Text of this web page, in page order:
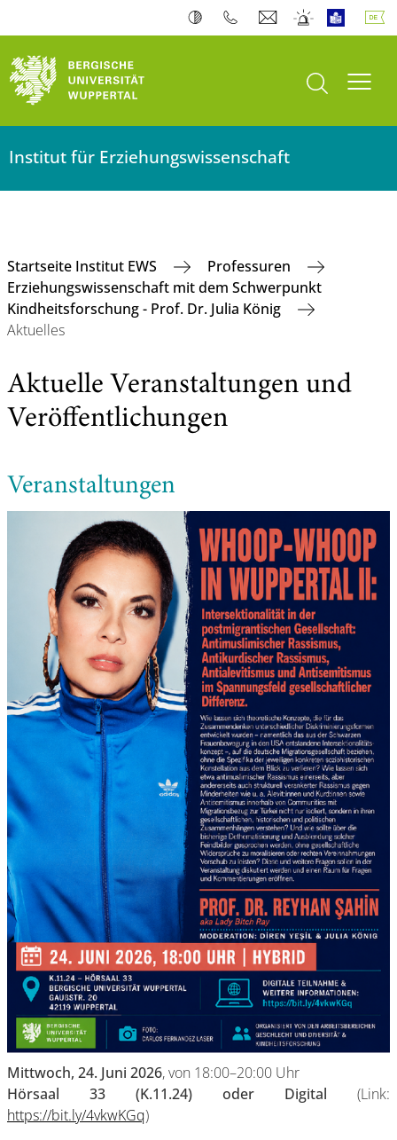
Suche öffnen
Institut für Erziehungswissenschaft
Startseite Institut EWS
Professuren
Erziehungswissenschaft mit dem Schwerpunkt
Kindheitsforschung - Prof. Dr. Julia König
Aktuelles
Aktuelle Veranstaltungen und
Veröffentlichungen
Veranstaltungen
Mittwoch, 24. Juni 2026, von 18:00–20:00 Uhr
Hörsaal 33 (K.11.24) oder Digital (Link:
https://bit.ly/4vkwKGq)